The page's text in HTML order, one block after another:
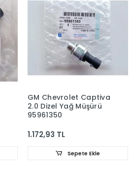
GM Chevrolet Captiva
2.0 Dizel Yağ Müşürü
95961350
1.172,93 TL
Sepete Ekle